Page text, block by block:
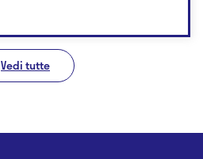
Vedi tutte